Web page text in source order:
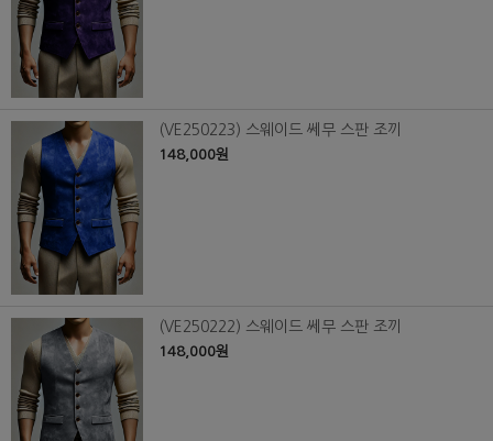
(VE250223) 스웨이드 쎄무 스판 조끼
148,000원
(VE250222) 스웨이드 쎄무 스판 조끼
148,000원